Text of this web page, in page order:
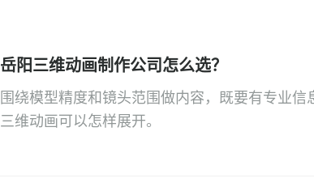
岳阳三维动画制作公司怎么选？
围绕模型精度和镜头范围做内容，既要有专业
三维动画可以怎样展开。